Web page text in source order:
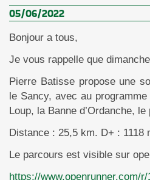
05/06/2022
Bonjour a tous,
Je vous rappelle que
Pierre Batisse propose une
le Sancy, avec au
Loup, la Banne d’Ordanche,
Distance : 25,5 km. D+ : 1118
Le parcours est visible sur
https://www.openrunner.com/r/